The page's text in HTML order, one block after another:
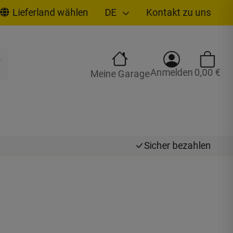
Lieferland wählen DE Kontakt zu uns
Meine GarageAnmelden 0,00 €
Sicher bezahlen